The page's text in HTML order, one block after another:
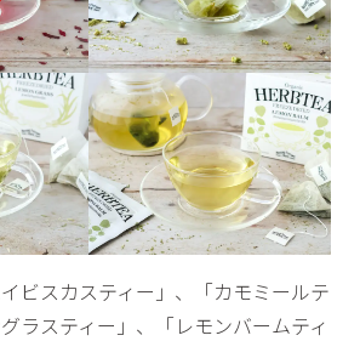
ビスカスティー」、「カモミールテ
ラスティー」、「レモンバームティ